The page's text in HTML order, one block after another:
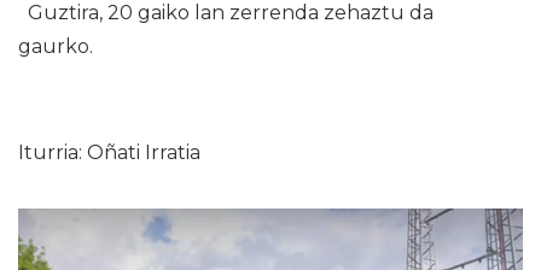
Guztira, 20 gaiko lan zerrenda zehaztu da
gaurko.
Iturria: Oñati Irratia